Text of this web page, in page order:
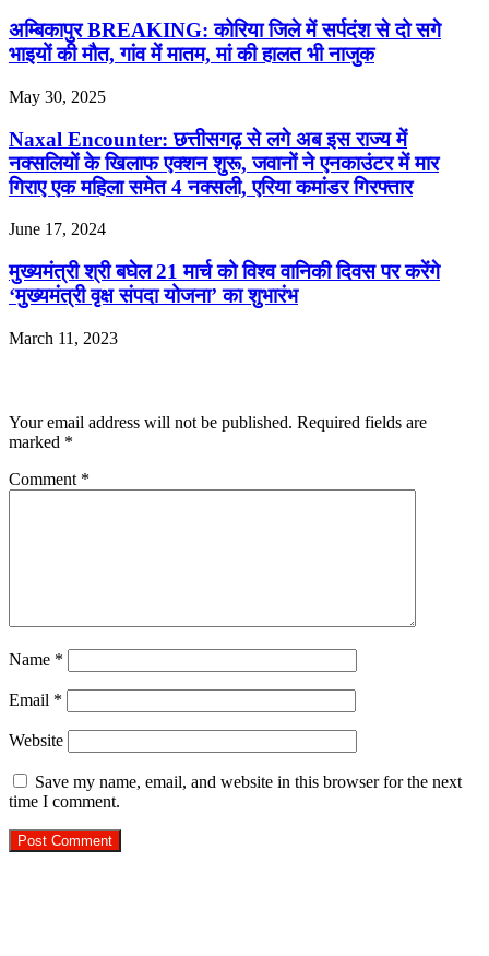
अम्बिकापुर BREAKING: कोरिया जिले में सर्पदंश से दो सगे
भाइयों की मौत, गांव में मातम, मां की हालत भी नाजुक
May 30, 2025
Naxal Encounter: छत्तीसगढ़ से लगे अब इस राज्य में
नक्सलियों के खिलाफ एक्शन शुरू, जवानों ने एनकाउंटर में मार
गिराए एक महिला समेत 4 नक्सली, एरिया कमांडर गिरफ्तार
June 17, 2024
मुख्यमंत्री श्री बघेल 21 मार्च को विश्व वानिकी दिवस पर करेंगे
‘मुख्यमंत्री वृक्ष संपदा योजना’ का शुभारंभ
March 11, 2023
Your email address will not be published. Required fields are
marked *
Comment *
Name *
Email *
Website
Save my name, email, and website in this browser for the next
time I comment.